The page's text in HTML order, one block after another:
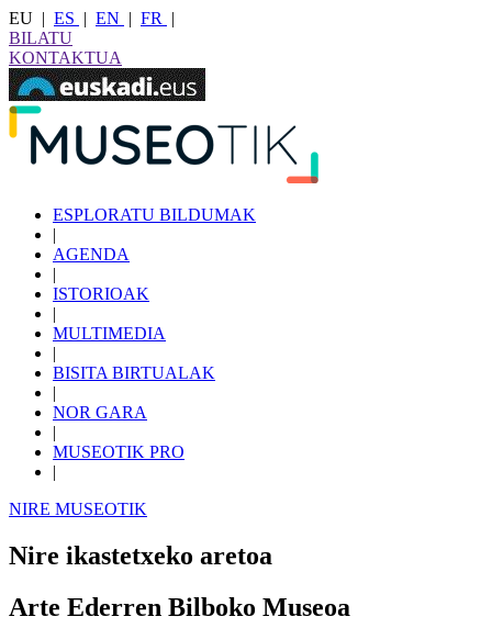
EU | ES | EN | FR
|
BILATU
KONTAKTUA
ESPLORATU BILDUMAK
|
AGENDA
|
ISTORIOAK
|
MULTIMEDIA
|
BISITA BIRTUALAK
|
NOR GARA
|
MUSEOTIK PRO
|
NIRE MUSEOTIK
Nire ikastetxeko aretoa
Arte Ederren Bilboko Museoa